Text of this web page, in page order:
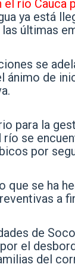
ya está
últimas
se
ánimo de
para la
río se
por
que se ha
a
de
el
del